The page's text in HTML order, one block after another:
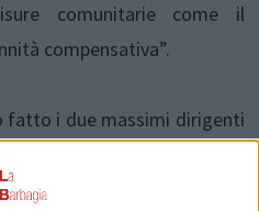
comunitarie come il
compensativa”.
fatto i due massimi dirigenti
Sardegna nella stagione